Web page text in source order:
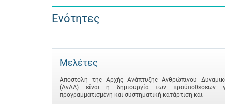
Ενότητες
Μελέτες
Αποστολή της Αρχής Ανάπτυξης Ανθρώπινου
(ΑνΑΔ) είναι η δημιουργία των προϋποθέσεων
προγραμματισμένη και συστηματική κατάρτιση και